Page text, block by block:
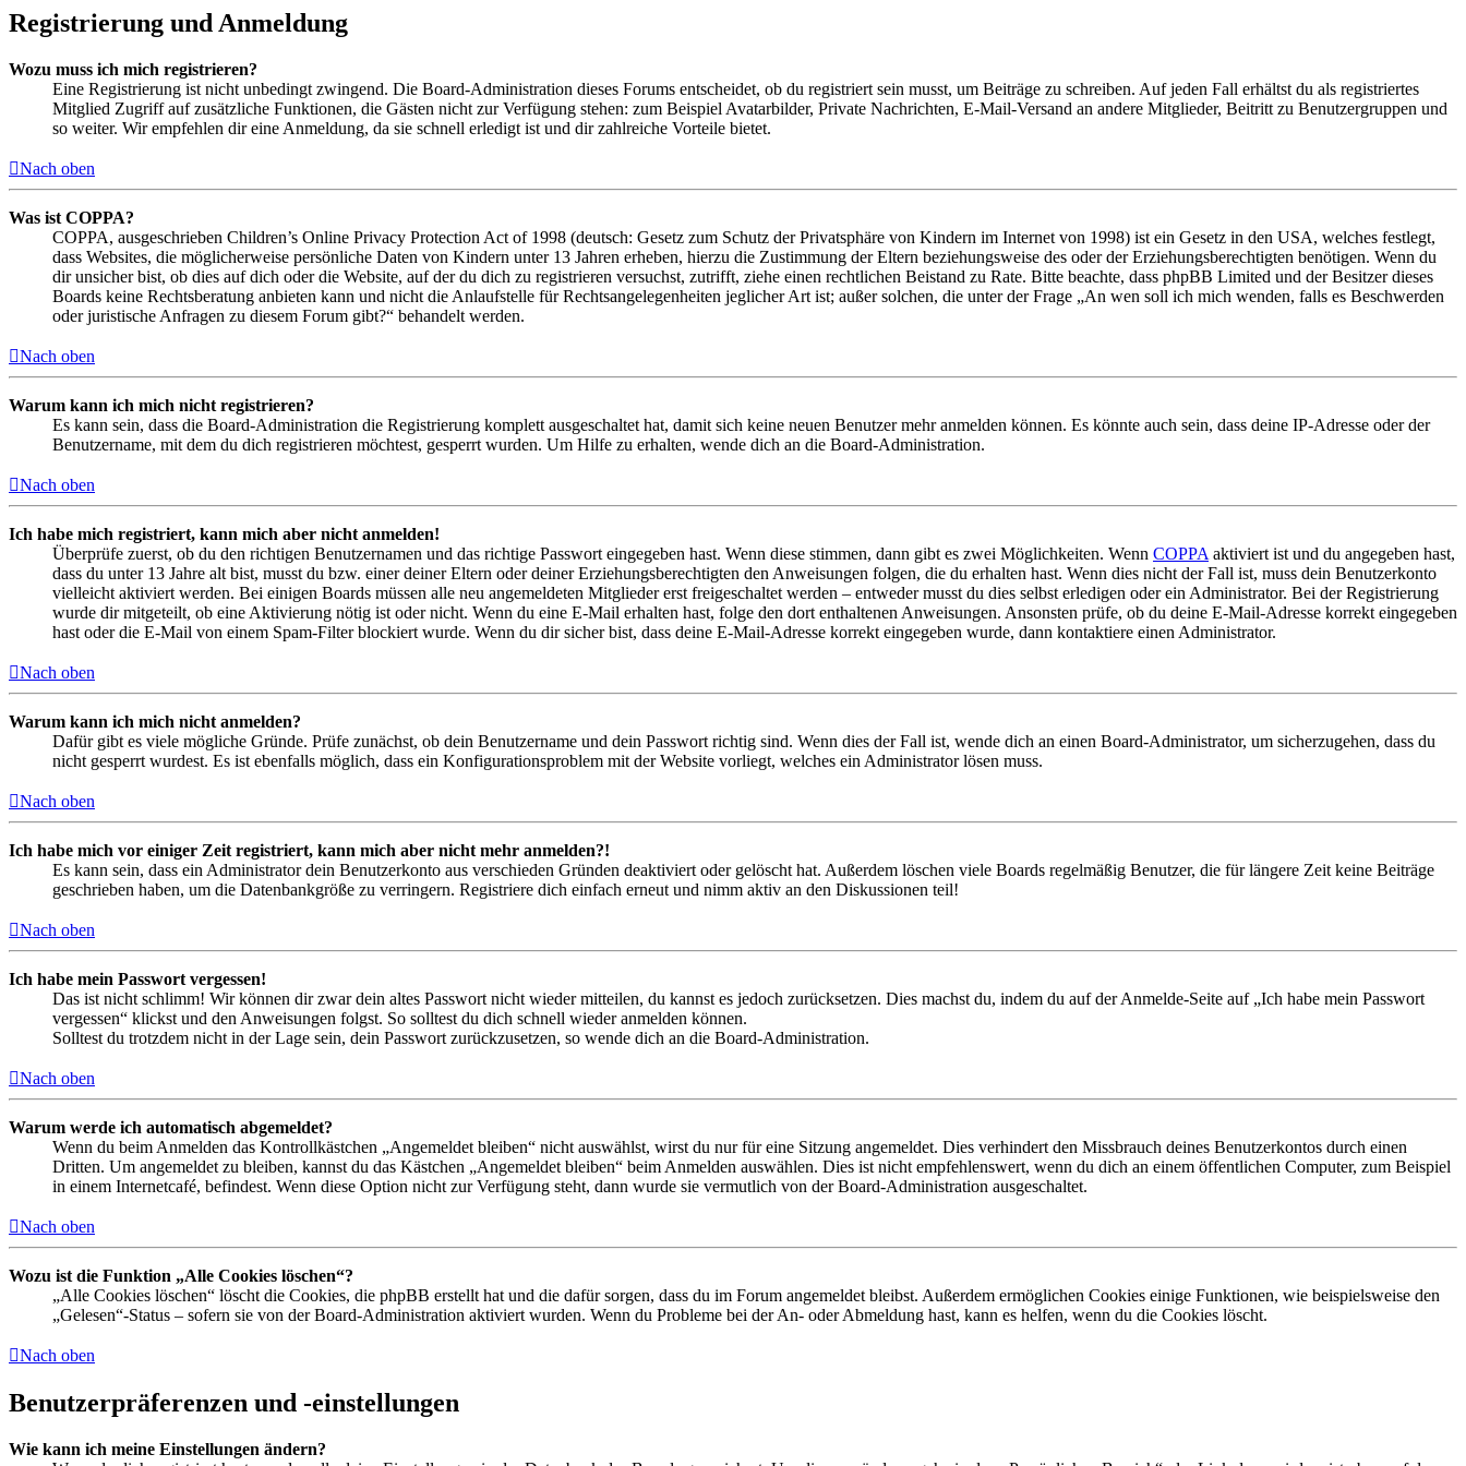
Registrierung und Anmeldung
Wozu muss ich mich registrieren?
Eine Registrierung ist nicht unbedingt zwingend. Die Board-Administration dieses Forums entscheidet, ob du registriert sein musst, um Beiträge zu schreiben. Auf jeden Fall erhältst du als registriertes
Mitglied Zugriff auf zusätzliche Funktionen, die Gästen nicht zur Verfügung stehen: zum Beispiel Avatarbilder, Private Nachrichten, E-Mail-Versand an andere Mitglieder, Beitritt zu Benutzergruppen und
so weiter. Wir empfehlen dir eine Anmeldung, da sie schnell erledigt ist und dir zahlreiche Vorteile bietet.
Nach oben
Was ist COPPA?
COPPA, ausgeschrieben Children’s Online Privacy Protection Act of 1998 (deutsch: Gesetz zum Schutz der Privatsphäre von Kindern im Internet von 1998) ist ein Gesetz in den USA, welches festlegt,
dass Websites, die möglicherweise persönliche Daten von Kindern unter 13 Jahren erheben, hierzu die Zustimmung der Eltern beziehungsweise des oder der Erziehungsberechtigten benötigen. Wenn du
dir unsicher bist, ob dies auf dich oder die Website, auf der du dich zu registrieren versuchst, zutrifft, ziehe einen rechtlichen Beistand zu Rate. Bitte beachte, dass phpBB Limited und der Besitzer dieses
Boards keine Rechtsberatung anbieten kann und nicht die Anlaufstelle für Rechtsangelegenheiten jeglicher Art ist; außer solchen, die unter der Frage „An wen soll ich mich wenden, falls es Beschwerden
oder juristische Anfragen zu diesem Forum gibt?“ behandelt werden.
Nach oben
Warum kann ich mich nicht registrieren?
Es kann sein, dass die Board-Administration die Registrierung komplett ausgeschaltet hat, damit sich keine neuen Benutzer mehr anmelden können. Es könnte auch sein, dass deine IP-Adresse oder der
Benutzername, mit dem du dich registrieren möchtest, gesperrt wurden. Um Hilfe zu erhalten, wende dich an die Board-Administration.
Nach oben
Ich habe mich registriert, kann mich aber nicht anmelden!
Überprüfe zuerst, ob du den richtigen Benutzernamen und das richtige Passwort eingegeben hast. Wenn diese stimmen, dann gibt es zwei Möglichkeiten. Wenn COPPA aktiviert ist und du angegeben hast,
dass du unter 13 Jahre alt bist, musst du bzw. einer deiner Eltern oder deiner Erziehungsberechtigten den Anweisungen folgen, die du erhalten hast. Wenn dies nicht der Fall ist, muss dein Benutzerkonto
vielleicht aktiviert werden. Bei einigen Boards müssen alle neu angemeldeten Mitglieder erst freigeschaltet werden – entweder musst du dies selbst erledigen oder ein Administrator. Bei der Registrierung
wurde dir mitgeteilt, ob eine Aktivierung nötig ist oder nicht. Wenn du eine E-Mail erhalten hast, folge den dort enthaltenen Anweisungen. Ansonsten prüfe, ob du deine E-Mail-Adresse korrekt eingegeben
hast oder die E-Mail von einem Spam-Filter blockiert wurde. Wenn du dir sicher bist, dass deine E-Mail-Adresse korrekt eingegeben wurde, dann kontaktiere einen Administrator.
Nach oben
Warum kann ich mich nicht anmelden?
Dafür gibt es viele mögliche Gründe. Prüfe zunächst, ob dein Benutzername und dein Passwort richtig sind. Wenn dies der Fall ist, wende dich an einen Board-Administrator, um sicherzugehen, dass du
nicht gesperrt wurdest. Es ist ebenfalls möglich, dass ein Konfigurationsproblem mit der Website vorliegt, welches ein Administrator lösen muss.
Nach oben
Ich habe mich vor einiger Zeit registriert, kann mich aber nicht mehr anmelden?!
Es kann sein, dass ein Administrator dein Benutzerkonto aus verschieden Gründen deaktiviert oder gelöscht hat. Außerdem löschen viele Boards regelmäßig Benutzer, die für längere Zeit keine Beiträge
geschrieben haben, um die Datenbankgröße zu verringern. Registriere dich einfach erneut und nimm aktiv an den Diskussionen teil!
Nach oben
Ich habe mein Passwort vergessen!
Das ist nicht schlimm! Wir können dir zwar dein altes Passwort nicht wieder mitteilen, du kannst es jedoch zurücksetzen. Dies machst du, indem du auf der Anmelde-Seite auf „Ich habe mein Passwort
vergessen“ klickst und den Anweisungen folgst. So solltest du dich schnell wieder anmelden können.
Solltest du trotzdem nicht in der Lage sein, dein Passwort zurückzusetzen, so wende dich an die Board-Administration.
Nach oben
Warum werde ich automatisch abgemeldet?
Wenn du beim Anmelden das Kontrollkästchen „Angemeldet bleiben“ nicht auswählst, wirst du nur für eine Sitzung angemeldet. Dies verhindert den Missbrauch deines Benutzerkontos durch einen
Dritten. Um angemeldet zu bleiben, kannst du das Kästchen „Angemeldet bleiben“ beim Anmelden auswählen. Dies ist nicht empfehlenswert, wenn du dich an einem öffentlichen Computer, zum Beispiel
in einem Internetcafé, befindest. Wenn diese Option nicht zur Verfügung steht, dann wurde sie vermutlich von der Board-Administration ausgeschaltet.
Nach oben
Wozu ist die Funktion „Alle Cookies löschen“?
„Alle Cookies löschen“ löscht die Cookies, die phpBB erstellt hat und die dafür sorgen, dass du im Forum angemeldet bleibst. Außerdem ermöglichen Cookies einige Funktionen, wie beispielsweise den
„Gelesen“-Status – sofern sie von der Board-Administration aktiviert wurden. Wenn du Probleme bei der An- oder Abmeldung hast, kann es helfen, wenn du die Cookies löscht.
Nach oben
Benutzerpräferenzen und -einstellungen
Wie kann ich meine Einstellungen ändern?